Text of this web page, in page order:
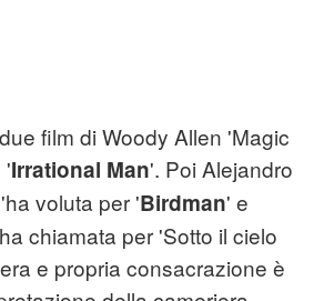
film di Woody Allen 'Magic
'Irrational Man'. Poi Alejandro
voluta per 'Birdman' e
chiamata per 'Sotto il cielo
e propria consacrazione è